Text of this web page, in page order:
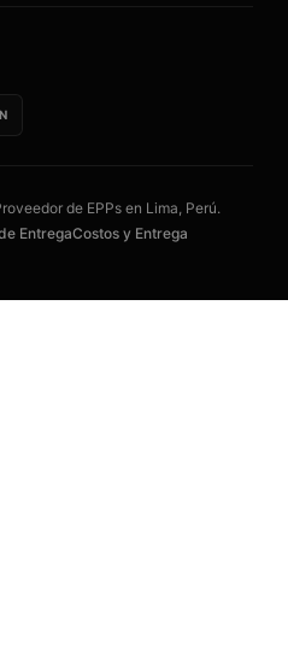
de EPPs en Lima, Perú.
EntregaCostos y Entrega